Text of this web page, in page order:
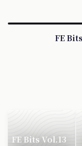
FE
FE Bits Vol.13